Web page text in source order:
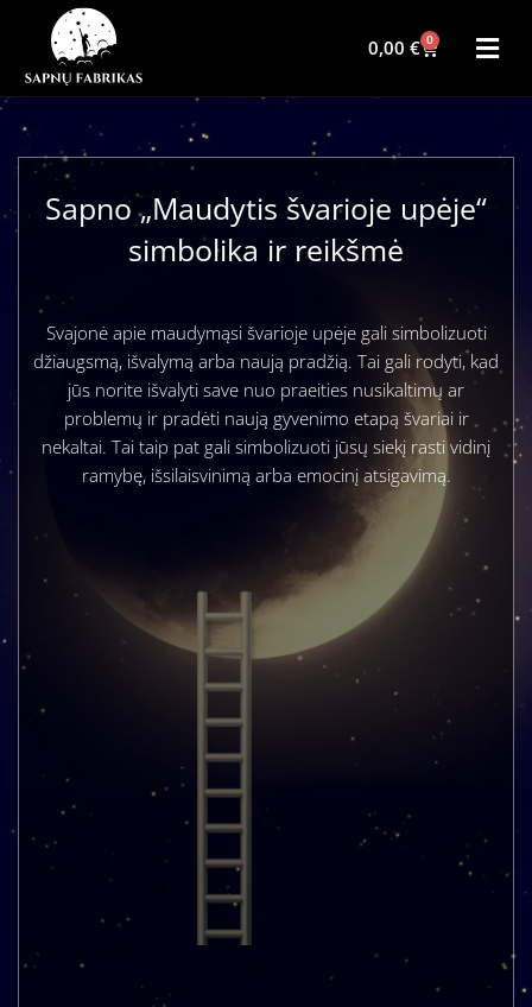
0,00 € 0
Sapno „Maudytis švarioje upėje“
simbolika ir reikšmė
Svajonė apie maudymąsi švarioje upėje gali simbolizuoti
džiaugsmą, išvalymą arba naują pradžią. Tai gali rodyti, kad
jūs norite išvalyti save nuo praeities nusikaltimų ar
problemų ir pradėti naują gyvenimo etapą švariai ir
nekaltai. Tai taip pat gali simbolizuoti jūsų siekį rasti vidinį
ramybę, išsilaisvinimą arba emocinį atsigavimą.